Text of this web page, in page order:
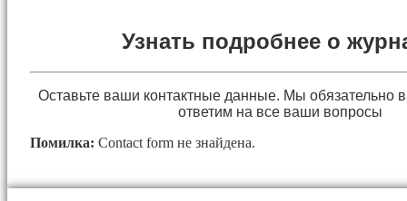
Узнать подробнее о
Оставьте ваши контактные данные. Мы обязательно
ответим на все ваши вопросы
Помилка: Contact form не знайдена.